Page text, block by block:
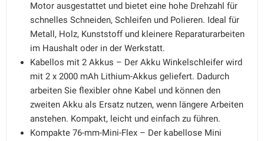
Motor ausgestattet und bietet eine hohe Drehzahl für
schnelles Schneiden, Schleifen und Polieren. Ideal für
Metall, Holz, Kunststoff und kleinere Reparaturarbeiten
im Haushalt oder in der Werkstatt.
Kabellos mit 2 Akkus – Der Akku Winkelschleifer wird
mit 2 x 2000 mAh Lithium-Akkus geliefert. Dadurch
arbeiten Sie flexibler ohne Kabel und können den
zweiten Akku als Ersatz nutzen, wenn längere Arbeiten
anstehen. Kompakt, leicht und einfach zu führen.
Kompakte 76-mm-Mini-Flex – Der kabellose Mini